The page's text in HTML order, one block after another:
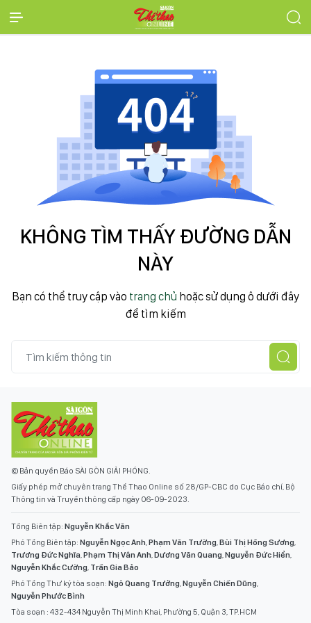
KHÔNG TÌM THẤY ĐƯỜNG DẪN
NÀY
Bạn có thể truy cập vào trang chủ hoặc sử dụng ô dưới đây
để tìm kiếm
© Bản quyền Báo SÀI GÒN GIẢI PHÓNG.
Giấy phép mở chuyên trang Thể Thao Online số 28/GP-CBC do Cục Báo chí, Bộ
Thông tin và Truyền thông cấp ngày 06-09-2023.
Tổng Biên tập: Nguyễn Khắc Văn
Phó Tổng Biên tập: Nguyễn Ngọc Anh,Phạm Văn Trường,Bùi Thị Hồng Sương,
Trương Đức Nghĩa,Phạm Thị Vân Anh,Dương Văn Quang,Nguyễn Đức Hiển,
Nguyễn Khắc Cường, Trần Gia Bảo
Phó Tổng Thư ký tòa soạn: Ngô Quang Trưởng,Nguyễn Chiến Dũng,
Nguyễn Phước Bình
Tòa soạn : 432-434 Nguyễn Thị Minh Khai, Phường 5, Quận 3, TP.HCM